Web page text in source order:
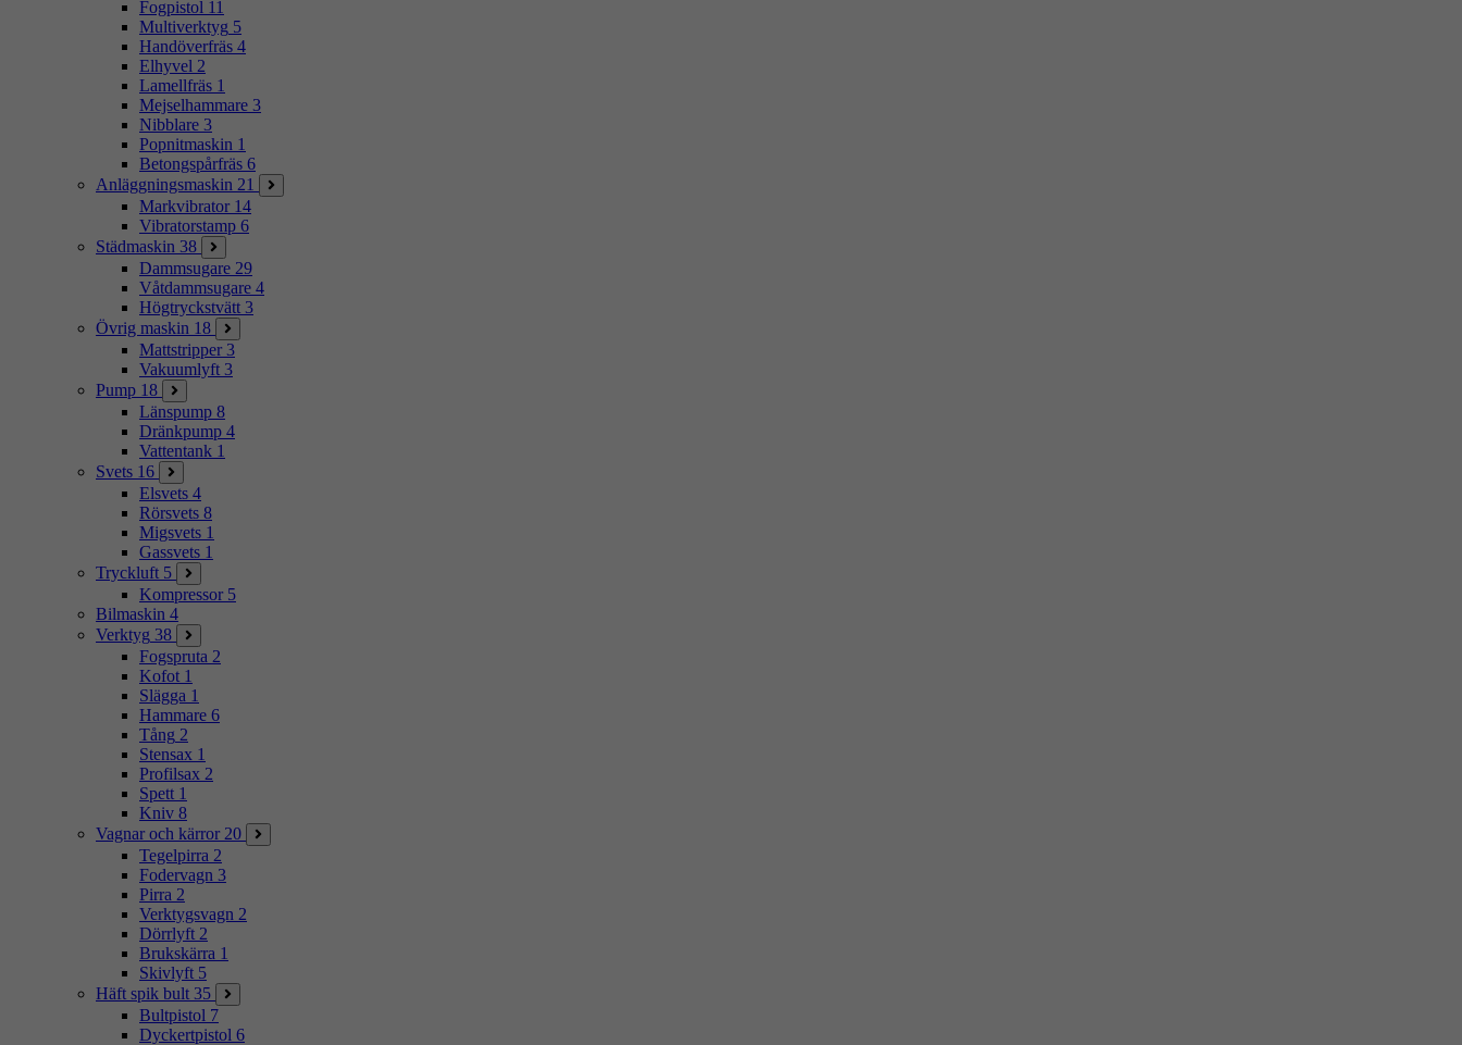
Fogpistol 11
Multiverktyg 5
Handöverfräs 4
Elhyvel 2
Lamellfräs 1
Mejselhammare 3
Nibblare 3
Popnitmaskin 1
Betongspårfräs 6
Anläggningsmaskin 21
Markvibrator 14
Vibratorstamp 6
Städmaskin 38
Dammsugare 29
Våtdammsugare 4
Högtryckstvätt 3
Övrig maskin 18
Mattstripper 3
Vakuumlyft 3
Pump 18
Länspump 8
Dränkpump 4
Vattentank 1
Svets 16
Elsvets 4
Rörsvets 8
Migsvets 1
Gassvets 1
Tryckluft 5
Kompressor 5
Bilmaskin 4
Verktyg 38
Fogspruta 2
Kofot 1
Slägga 1
Hammare 6
Tång 2
Stensax 1
Profilsax 2
Spett 1
Kniv 8
Vagnar och kärror 20
Tegelpirra 2
Fodervagn 3
Pirra 2
Verktygsvagn 2
Dörrlyft 2
Brukskärra 1
Skivlyft 5
Häft spik bult 35
Bultpistol 7
Dyckertpistol 6